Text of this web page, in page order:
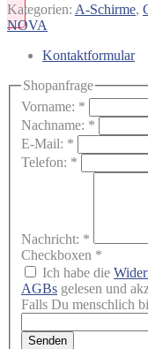
Kategorien: A-Schirme,
NOVA
Kontaktformular
Shopanfrage
Vorname: *
Nachname: *
E-Mail: *
Telefon: *
Nachricht: *
Checkboxen *
Ich habe die
AGBs gelesen und
Falls Du menschlich
Senden